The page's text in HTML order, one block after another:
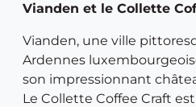
Vianden et le Collette
Vianden, une ville
Ardennes
son impressionnant
Le Collette Coffee Craft